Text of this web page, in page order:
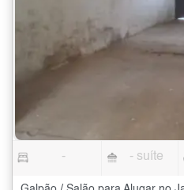
- - suíte